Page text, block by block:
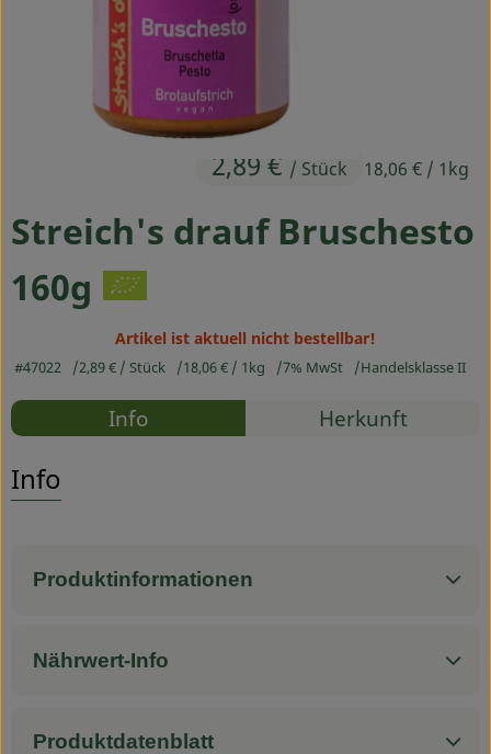
Ökokisten
Obst & Gemüse
Kühltheke
Drogerie
Über uns
Blog & Aktuelles
Streich's drauf Bruschesto
160g
2,89 € / Stück 18,06 € / 1kg
Artikel ist aktuell nicht bestellbar!
#47022 2,89 € / Stück 18,06 € / 1kg 7% MwSt Handelsklasse II
Rezepte
Info Herkunft
Info
Produktinformationen
Nährwert-Info
Produktdatenblatt